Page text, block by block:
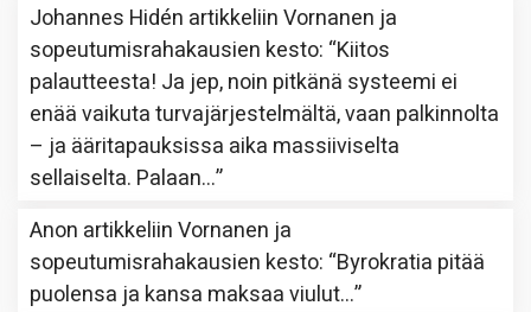
Johannes Hidén artikkeliinVornanen ja
sopeutumisrahakausien kesto: “Kiitos
palautteesta! Ja jep, noin pitkänä systeemi ei
enää vaikuta turvajärjestelmältä, vaan palkinnolta
– ja ääritapauksissa aika massiiviselta
sellaiselta. Palaan…”
Anon artikkeliinVornanen ja
sopeutumisrahakausien kesto: “Byrokratia pitää
puolensa ja kansa maksaa viulut…”